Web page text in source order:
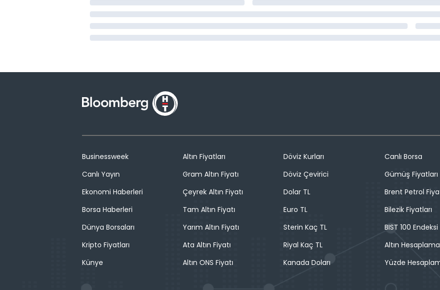
Businessweek
Canlı Yayın
Ekonomi Haberleri
Borsa Haberleri
Dünya Borsaları
Kripto Fiyatları
Künye
Altın Fiyatları
Gram Altın Fiyatı
Çeyrek Altın Fiyatı
Tam Altın Fiyatı
Yarım Altın Fiyatı
Ata Altın Fiyatı
Altın ONS Fiyatı
Döviz Kurları
Döviz Çevirici
Dolar TL
Euro TL
Sterin Kaç TL
Riyal Kaç TL
Kanada Doları
Canlı Borsa
Gümüş Fiyatları
Brent Petrol
Bilezik Fiyatları
BIST 100 Endeksi
Altın Hesaplama
Yüzde